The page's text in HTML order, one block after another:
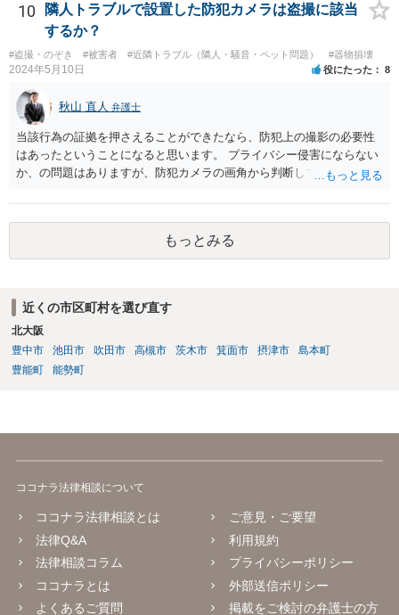
10
隣人トラブルで設置した防犯カメラは盗撮に該当
するか？
#盗撮・のぞき #被害者 #近隣トラブル（隣人・騒音・ペット問題） #器物損壊
2024年5月10日 役にたった 8
秋山 直人 弁護士
当該行為の証拠を押さえることができたなら、防犯上の撮影の必要性
はあったということになると思います。 プライバシー侵害にならない
か、の問題はありますが、防犯カメラの画角から判断して、隣人のプ
「盗撮」という指摘はあたらないのではないか、と思います。
もっとみる
近くの市区町村を選び直す
北大阪
豊中市
池田市 吹田市 高槻市 茨木市 箕面市 摂津市
島本町
豊能町
能勢町
ココナラ法律相談について
ココナラ法律相談とは
法律Q&A
法律相談コラム
ココナラとは
よくあるご質問
ご意見・ご要望
利用規約
プライバシーポリシー
外部送信ポリシー
掲載をご検討の弁護士の方